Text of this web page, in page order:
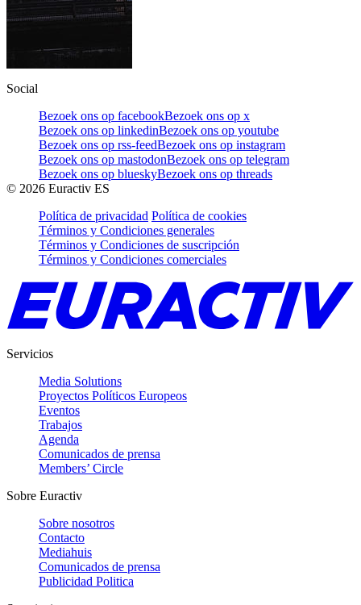
Social
Bezoek ons op facebookBezoek ons op x
Bezoek ons op linkedinBezoek ons op youtube
Bezoek ons op rss-feedBezoek ons op instagram
Bezoek ons op mastodonBezoek ons op telegram
Bezoek ons op blueskyBezoek ons op threads
© 2026 Euractiv ES
Política de privacidad Política de cookies
Términos y Condiciones generales
Términos y Condiciones de suscripción
Términos y Condiciones comerciales
Servicios
Media Solutions
Proyectos Políticos Europeos
Eventos
Trabajos
Agenda
Comunicados de prensa
Members’ Circle
Sobre Euractiv
Sobre nosotros
Contacto
Mediahuis
Comunicados de prensa
Publicidad Politica